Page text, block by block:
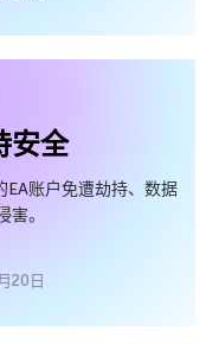
安全
账户免遭劫持、数据
。
20日